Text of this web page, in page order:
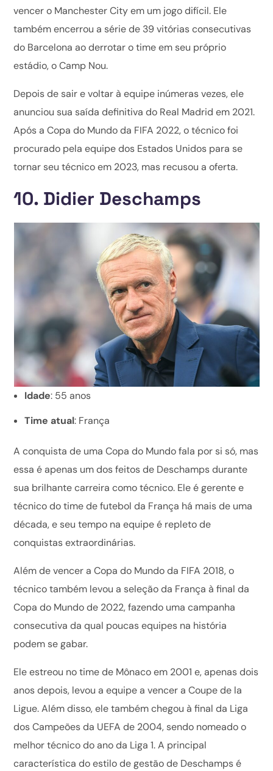
vencer o Manchester City em um jogo difícil. Ele
também encerrou a série de 39 vitórias consecutivas
do Barcelona ao derrotar o time em seu próprio
estádio, o Camp Nou.
Depois de sair e voltar à equipe inúmeras vezes, ele
anunciou sua saída definitiva do Real Madrid em 2021.
Após a Copa do Mundo da FIFA 2022, o técnico foi
procurado pela equipe dos Estados Unidos para se
tornar seu técnico em 2023, mas recusou a oferta.
10. Didier Deschamps
Idade: 55 anos
Time atual: França
A conquista de uma Copa do Mundo fala por si só, mas
essa é apenas um dos feitos de Deschamps durante
sua brilhante carreira como técnico. Ele é gerente e
técnico do time de futebol da França há mais de uma
década, e seu tempo na equipe é repleto de
conquistas extraordinárias.
Além de vencer a Copa do Mundo da FIFA 2018, o
técnico também levou a seleção da França à final da
Copa do Mundo de 2022, fazendo uma campanha
consecutiva da qual poucas equipes na história
podem se gabar.
Ele estreou no time de Mônaco em 2001 e, apenas dois
anos depois, levou a equipe a vencer a Coupe de la
Ligue. Além disso, ele também chegou à final da Liga
dos Campeões da UEFA de 2004, sendo nomeado o
melhor técnico do ano da Liga 1. A principal
característica do estilo de gestão de Deschamps é